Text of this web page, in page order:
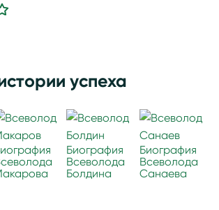
успеха
Биография
Всеволода
Болдина
Биография
Всеволода
Санаева